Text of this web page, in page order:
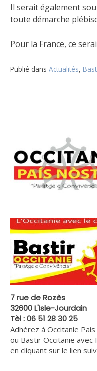
Il serait également
toute démarche
Pour la France, ce
Publié dans Actualités,
l’article
7 rue de Rozès
32600 L'Isle-Jourdain
Tèl : 06 51 28 30 25
Adhérez à Occitanie
ou Bastir Occitanie avec
en cliquant sur le lien